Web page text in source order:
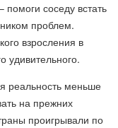
соседу встать
проблем.
взросления в
удивительного.
реальность меньше
на прежних
проигрывали по